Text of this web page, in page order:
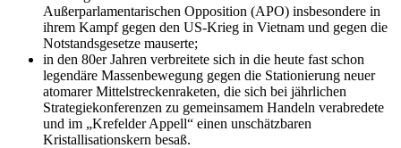
Außerparlamentarischen Opposition (APO) insbesondere in
ihrem Kampf gegen den US-Krieg in Vietnam und gegen die
Notstandsgesetze mauserte;
in den 80er Jahren verbreitete sich in die heute fast schon
legendäre Massenbewegung gegen die Stationierung neuer
atomarer Mittelstreckenraketen, die sich bei jährlichen
Strategiekonferenzen zu gemeinsamem Handeln verabredete
und im „Krefelder Appell“ einen unschätzbaren
Kristallisationskern besaß.